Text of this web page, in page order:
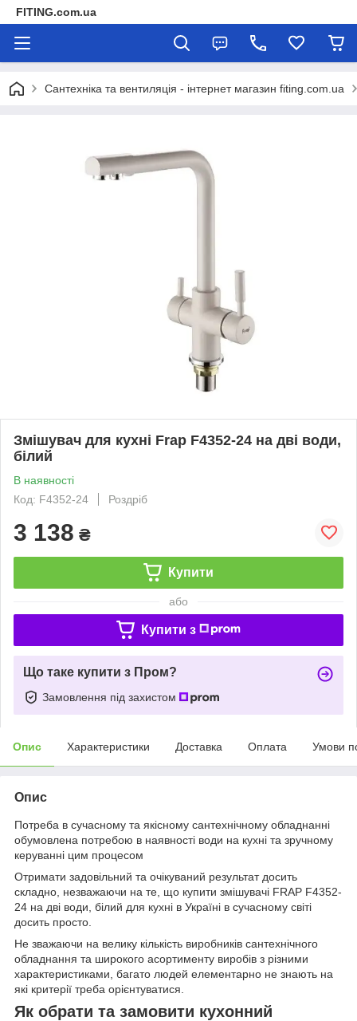
FITING.com.ua
Сантехніка та вентиляція - інтернет магазин fiting.com.ua
Змішувач для кухні Frap F4352-24 на дві води,
білий
В наявності
Код: F4352-24
Роздріб
3 138 ₴
Купити
або
Купити з
Що таке купити з Пром?
Замовлення під захистом
Опис Характеристики Доставка Оплата Умови
Опис
Потреба в сучасному та якісному сантехнічному обладнанні
обумовлена потребою в наявності води на кухні та зручному
керуванні цим процесом
Отримати задовільний та очікуваний результат досить
складно, незважаючи на те, що купити змішувачі FRAP F4352-
24 на дві води, білий для кухні в Україні в сучасному світі
досить просто.
Не зважаючи на велику кількість виробників сантехнічного
обладнання та широкого асортименту виробів з різними
характеристиками, багато людей елементарно не знають на
які критерії треба орієнтуватися.
Як обрати та замовити кухонний